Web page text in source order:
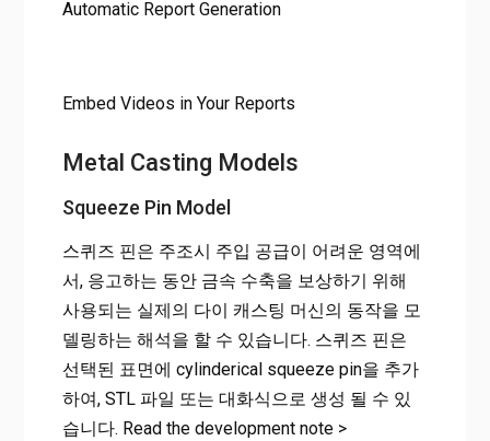
Automatic Report Generation
Embed Videos in Your Reports
Metal Casting Models
Squeeze Pin Model
스퀴즈 핀은 주조시 주입 공급이 어려운 영역에
서, 응고하는 동안 금속 수축을 보상하기 위해
사용되는 실제의 다이 캐스팅 머신의 동작을 모
델링하는 해석을 할 수 있습니다. 스퀴즈 핀은
선택된 표면에 cylinderical squeeze pin을 추가
하여, STL 파일 또는 대화식으로 생성 될 수 있
습니다. Read the development note >